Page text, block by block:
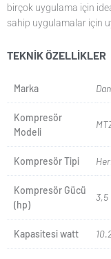
birçok uygulama için
sahip uygulamalar için
TEKNIK ÖZELLIKLER
Marka
Kompresör
Modeli
Kompresör Tipi
Kompresör Gücü
(hp)
3,5
Kapasitesi watt